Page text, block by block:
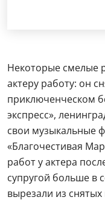
Некоторые смелые
актеру работу: он
приключенческом
экспресс»,
свои музыкальные
«Благочестивая
работ у актера
супругой больше в
вырезали из